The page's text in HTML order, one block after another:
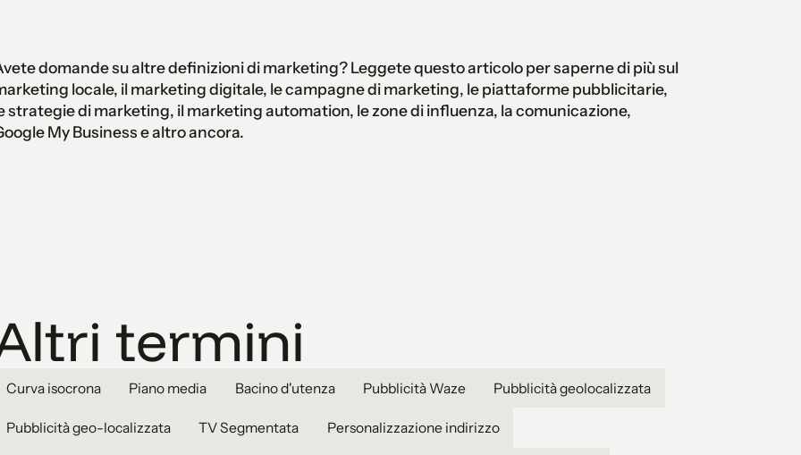
domande su altre definizioni di marketing? Leggete questo articolo per saperne di più sul
locale, il marketing digitale, le campagne di marketing, le piattaforme pubblicitarie,
strategie di marketing, il marketing automation, le zone di influenza, la comunicazione,
My Business e altro ancora.
termini
Curva isocrona Piano media Bacino d'utenza Pubblicità Waze Pubblicità geolocalizzata
Pubblicità geo-localizzata TV Segmentata Personalizzazione indirizzo